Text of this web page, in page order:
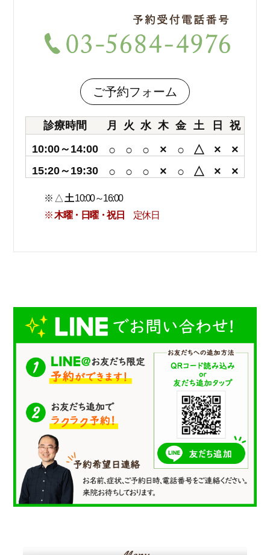
ご予約フォーム
診療時間 月 火 水 木 金 土 日
祝
10:00～14:00
○ ○ ○ × ○ △ × ×
15:20～19:30 ○ ○ ○ × ○ △ × ×
※ △ 土10:00～16:00
※木曜・日曜・祝日 定休日